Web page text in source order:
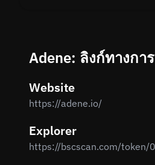
Adene: ลิงก์ทางการ
Website
https://adene.io/
Explorer